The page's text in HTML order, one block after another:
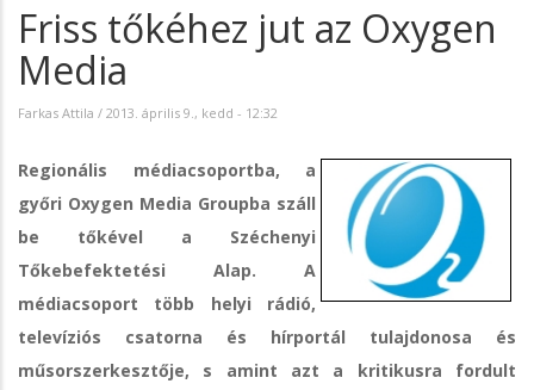
Friss tőkéhez jut az Oxygen
Media
Farkas Attila / 2013. április 9., kedd - 12:32
Regionális médiacsoportba, a
győri Oxygen Media Groupba száll
be tőkével a Széchenyi
Tőkebefektetési Alap. A
médiacsoport több helyi rádió,
televíziós csatorna és hírportál tulajdonosa és
műsorszerkesztője, s amint azt a kritikusra fordult